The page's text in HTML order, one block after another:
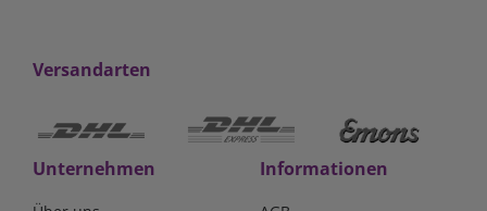
Versandarten
Unternehmen Informationen